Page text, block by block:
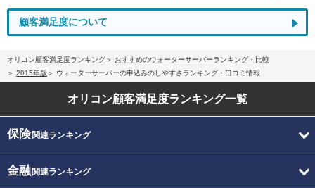
顧客満足度について
オリコン顧客満足度ランキング
おすすめのウォーターサーバーランキング・比較
2015年版
ウォーターサーバーの申込みのしやすさランキング・口コミ情報
オリコン顧客満足度ランキング一覧
保険関連ランキング
金融関連ランキング